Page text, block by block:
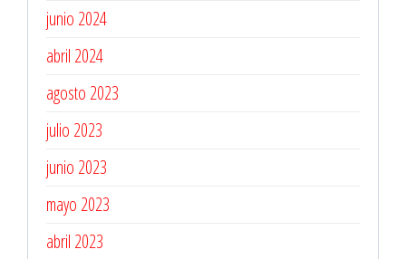
junio 2024
abril 2024
agosto 2023
julio 2023
junio 2023
mayo 2023
abril 2023